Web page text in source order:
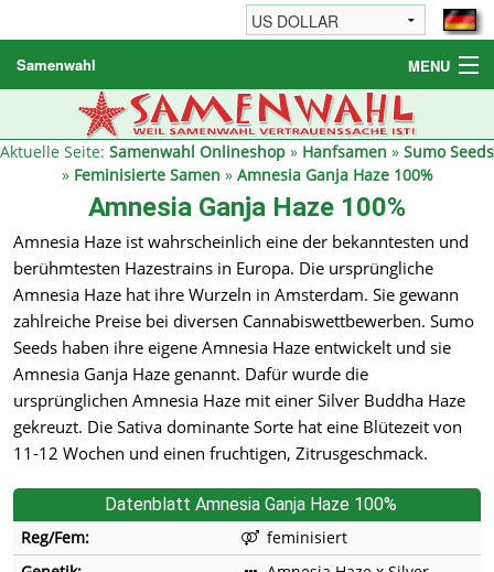
Samenwahl MENU
Hanfsamen
Weitere Produkte
Reseller
Aktuelle Seite: Samenwahl Onlineshop » Hanfsamen » Sumo Seeds
» Feminisierte Samen » Amnesia Ganja Haze 100%
Amnesia Ganja Haze 100%
Amnesia Haze ist wahrscheinlich eine der bekanntesten und
berühmtesten Hazestrains in Europa. Die ursprüngliche
Amnesia Haze hat ihre Wurzeln in Amsterdam. Sie gewann
zahlreiche Preise bei diversen Cannabiswettbewerben. Sumo
Seeds haben ihre eigene Amnesia Haze entwickelt und sie
Amnesia Ganja Haze genannt. Dafür wurde die
ursprünglichen Amnesia Haze mit einer Silver Buddha Haze
gekreuzt. Die Sativa dominante Sorte hat eine Blütezeit von
11-12 Wochen und einen fruchtigen, Zitrusgeschmack.
Datenblatt Amnesia Ganja Haze 100%
Reg/Fem:
feminisiert